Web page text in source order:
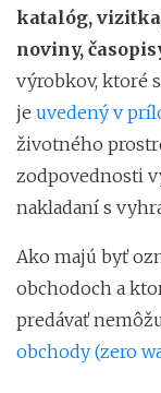
katalóg,
noviny,
výrobkov, ktoré
je uvedený v
životného
zodpovednosti
nakladaní s
Ako majú byť
obchodoch a
predávať
obchody (zero